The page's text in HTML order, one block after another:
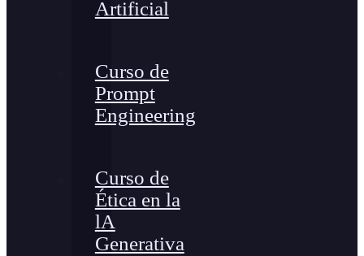
Artificial
Curso de
Prompt
Engineering
Curso de
Ética en la
lA
Generativa